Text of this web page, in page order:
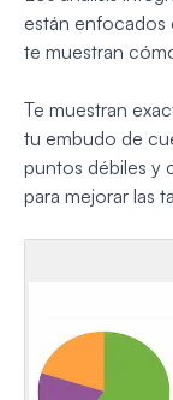
están enfocados
te muestran
Te muestran
tu embudo de
puntos débiles y
para mejorar las